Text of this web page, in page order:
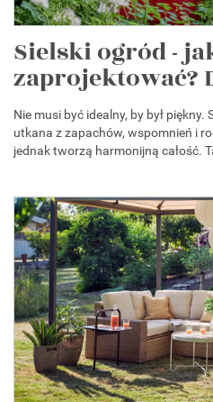
Sielski ogród -
zaprojektować?
Nie musi być idealny, by był
utkana z zapachów, wspomnień i
jednak tworzą harmonijną całość.